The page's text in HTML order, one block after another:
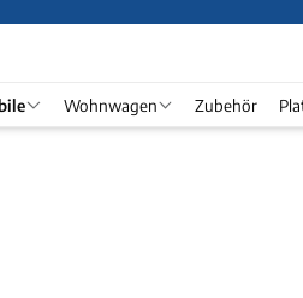
Wohnwagen Zubehör